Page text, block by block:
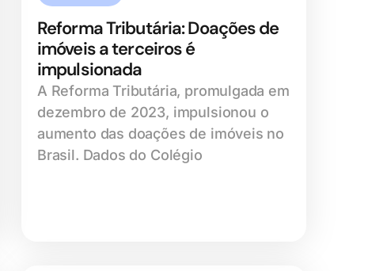
Reforma Tributária: Doações de
imóveis a terceiros é
impulsionada
A Reforma Tributária, promulgada em
dezembro de 2023, impulsionou o
aumento das doações de imóveis no
Brasil. Dados do Colégio